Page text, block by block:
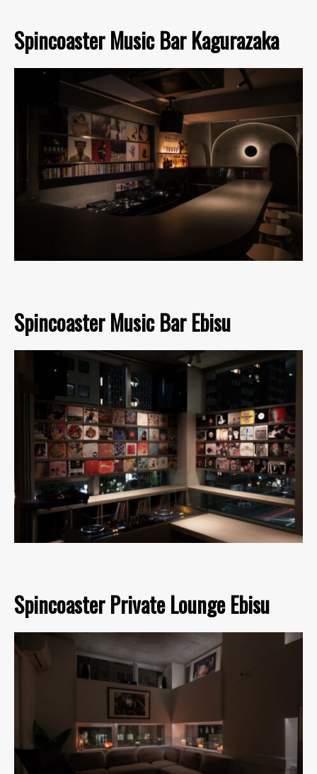
Spincoaster Music Bar Kagurazaka
Spincoaster Music Bar Ebisu
Spincoaster Private Lounge Ebisu